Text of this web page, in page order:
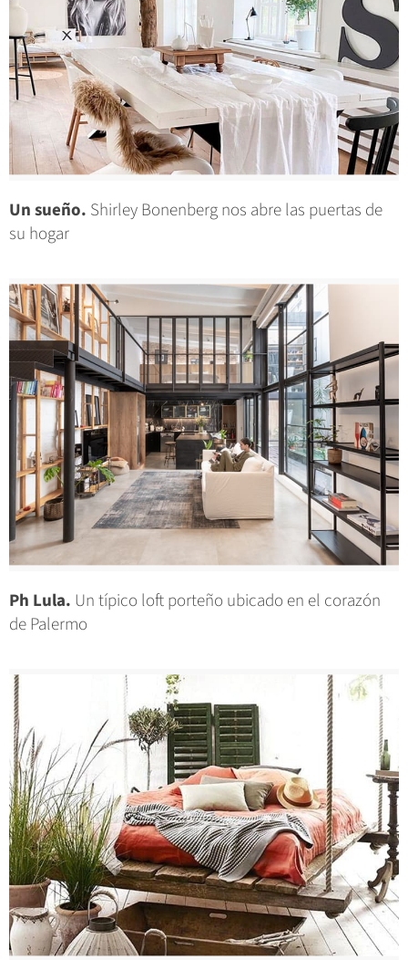
Un sueño. Shirley Bonenberg nos abre las puertas de
su hogar
Ph Lula. Un típico loft porteño ubicado en el corazón
de Palermo